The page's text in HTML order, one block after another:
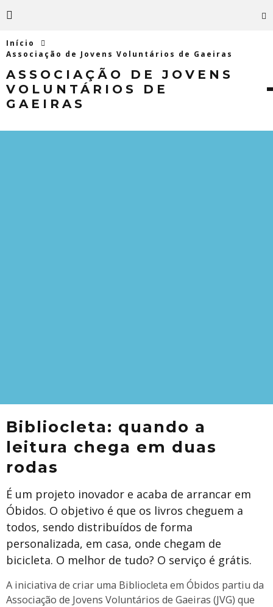
Início
Associação de Jovens Voluntários de Gaeiras
ASSOCIAÇÃO DE JOVENS
VOLUNTÁRIOS DE
GAEIRAS
Bibliocleta: quando a
leitura chega em duas
rodas
É um projeto inovador e acaba de arrancar em
Óbidos. O objetivo é que os livros cheguem a
todos, sendo distribuídos de forma
personalizada, em casa, onde chegam de
bicicleta. O melhor de tudo? O serviço é grátis.
A iniciativa de criar uma Bibliocleta em Óbidos partiu da
Associação de Jovens Voluntários de Gaeiras (JVG) que